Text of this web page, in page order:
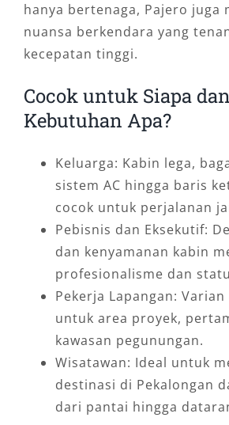
hanya bertenaga, Pajero juga
nuansa berkendara yang
kecepatan tinggi.
Cocok untuk Siapa dan
Kebutuhan Apa?
Keluarga: Kabin lega,
sistem AC hingga baris
cocok untuk perjalanan
Pebisnis dan Eksekutif:
dan kenyamanan kabin
profesionalisme dan
Pekerja Lapangan:
untuk area proyek,
kawasan pegunungan.
Wisatawan: Ideal untuk
destinasi di Pekalongan
dari pantai hingga